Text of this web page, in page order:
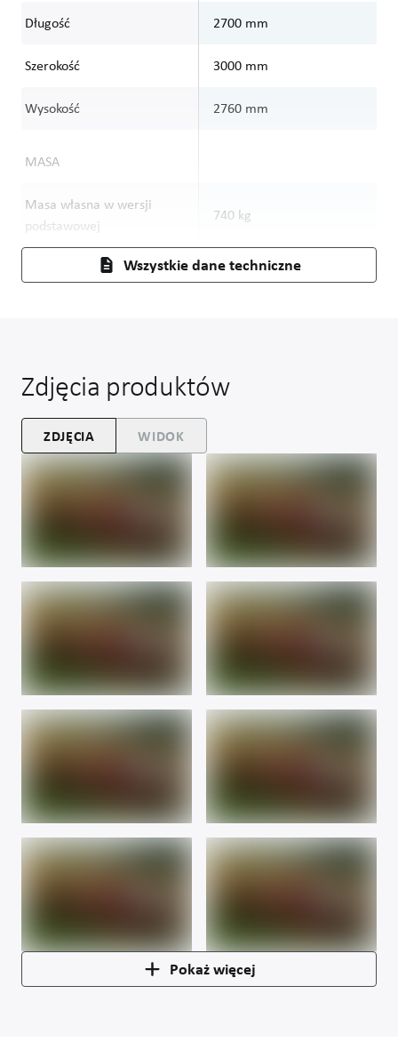
Długość 2700 mm
Szerokość 3000 mm
Wysokość 2760 mm
MASA
Masa własna w wersji
podstawowej
740 kg
Wszystkie dane techniczne
Zdjęcia produktów
ZDJĘCIA WIDOK
Pokaż więcej